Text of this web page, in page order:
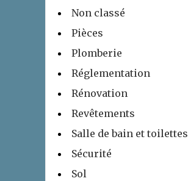
Non classé
Pièces
Plomberie
Réglementation
Rénovation
Revêtements
Salle de bain et toilettes
Sécurité
Sol